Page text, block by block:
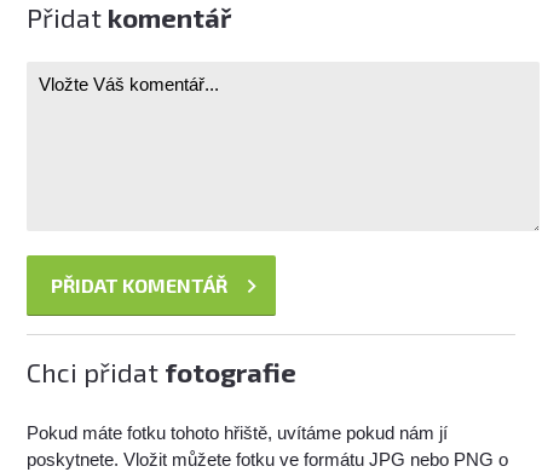
Přidat komentář
Chci přidat fotografie
Pokud máte fotku tohoto hřiště, uvítáme pokud nám jí
poskytnete. Vložit můžete fotku ve formátu JPG nebo PNG o